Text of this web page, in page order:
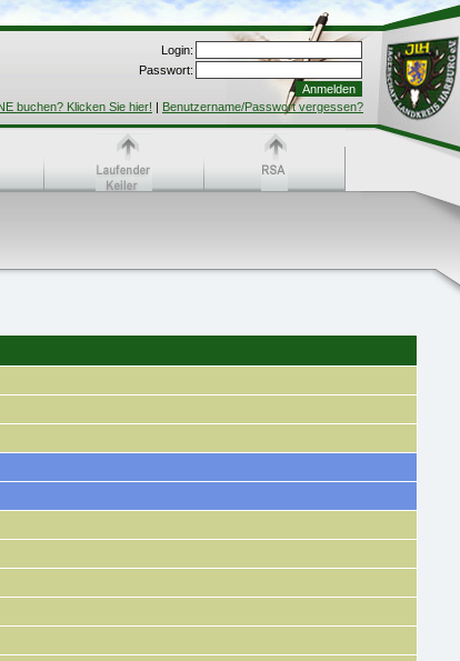
Login:
Passwort:
buchen? Klicken Sie hier! | Benutzername/Passwort vergessen?